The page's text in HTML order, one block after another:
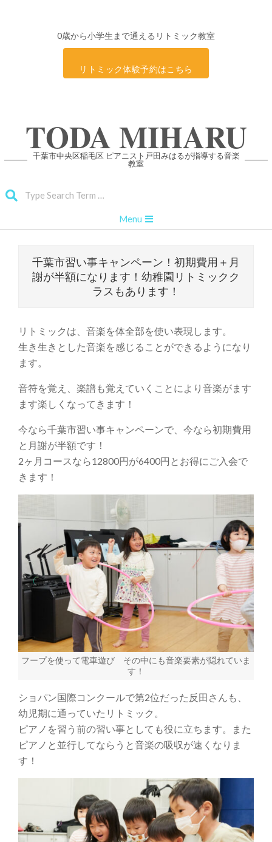
0歳から小学生まで通えるリトミック教室
リトミック体験予約はこちら
TODA MIHARU
千葉市中央区稲毛区 ピアニスト戸田みはるが指導する音楽
教室
Navigation
Menu
千葉市習い事キャンペーン！初期費用＋月
謝が半額になります！幼稚園リトミックク
ラスもあります！
リトミックは、音楽を体全部を使い表現します。
生き生きとした音楽を感じることができるようになり
ます。
音符を覚え、楽譜も覚えていくことにより音楽がます
ます楽しくなってきます！
今なら千葉市習い事キャンペーンで、今なら初期費用
と月謝が半額です！
2ヶ月コースなら12800円が6400円とお得にご入会で
きます！
フープを使って電車遊び その中にも音楽要素が隠れていま
す！
ショパン国際コンクールで第2位だった反田さんも、
幼児期に通っていたリトミック。
ピアノを習う前の習い事としても役に立ちます。また
ピアノと並行してならうと音楽の吸収が速くなりま
す！